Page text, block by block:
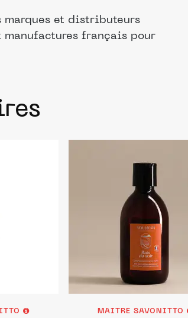
marques et distributeurs
français pour
MAITRE SAVONITTO